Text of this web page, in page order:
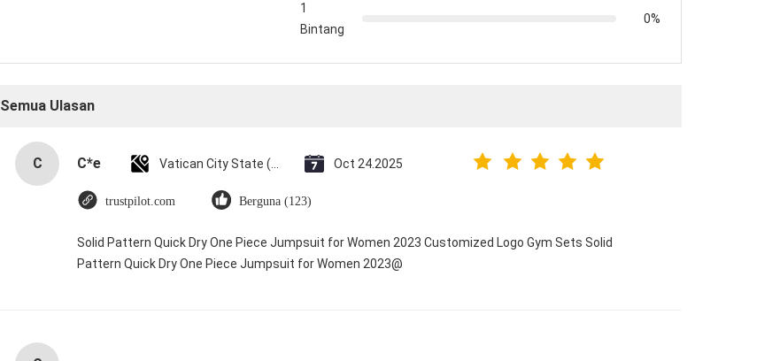
1
Bintang
0%
Semua Ulasan
C C*e Vatican City State (Holy See) Oct 24.2025
trustpilot.com Berguna (123)
Solid Pattern Quick Dry One Piece Jumpsuit for Women 2023 Customized Logo Gym Sets Solid
Pattern Quick Dry One Piece Jumpsuit for Women 2023@